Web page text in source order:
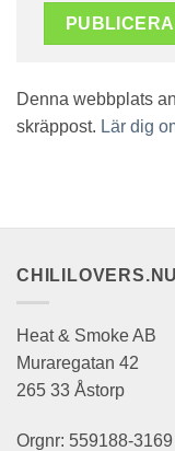
Denna webbplats
skräppost. Lär dig
Heat & Smoke AB
Muraregatan 42
265 33 Åstorp
Orgnr: 559188-3169